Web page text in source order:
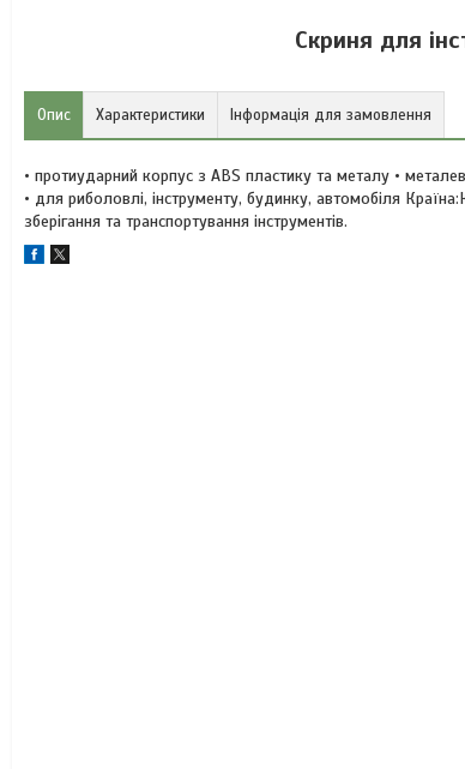
Скриня для
Опис Характеристики Інформація для замовлення
• протиударний корпус з АВS пластику та металу •
• для риболовлі, інструменту, будинку, автомобіля
зберігання та транспортування інструментів.